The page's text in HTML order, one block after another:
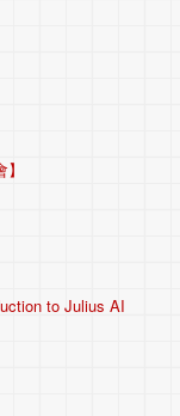
to Julius AI